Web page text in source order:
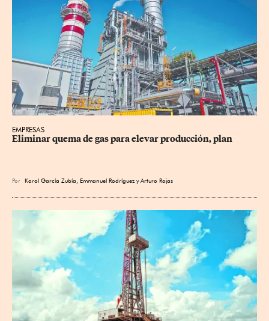
EMPRESAS
Eliminar quema de gas para elevar producción, plan
Por Karol García Zubía Emmanuel Rodríguez yArturo Rojas